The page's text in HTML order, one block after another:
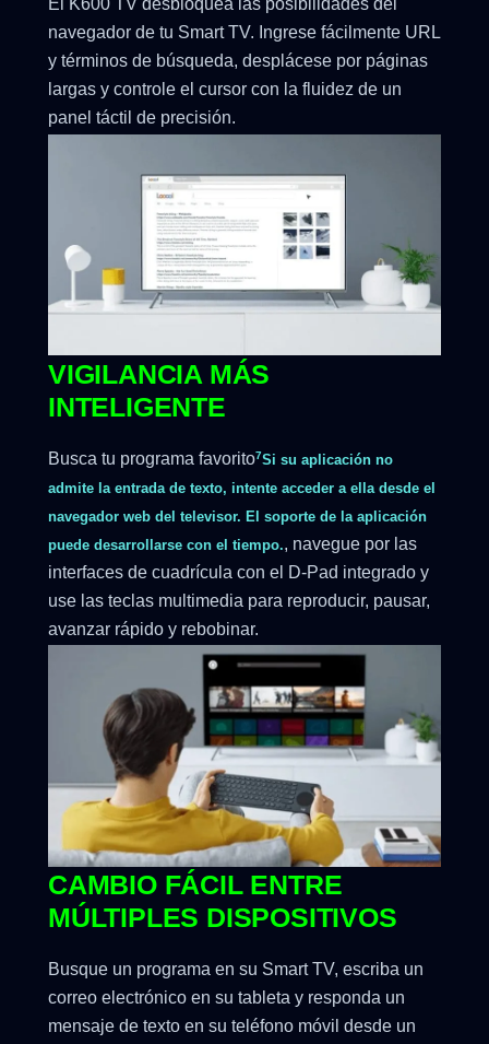
El K600 TV desbloquea las posibilidades del
navegador de tu Smart TV. Ingrese fácilmente URL
y términos de búsqueda, desplácese por páginas
largas y controle el cursor con la fluidez de un
panel táctil de precisión.
VIGILANCIA MÁS
INTELIGENTE
Busca tu programa favorito7Si su aplicación no
admite la entrada de texto, intente acceder a ella desde el
navegador web del televisor. El soporte de la aplicación
puede desarrollarse con el tiempo., navegue por las
interfaces de cuadrícula con el D-Pad integrado y
use las teclas multimedia para reproducir, pausar,
avanzar rápido y rebobinar.
CAMBIO FÁCIL ENTRE
MÚLTIPLES DISPOSITIVOS
Busque un programa en su Smart TV, escriba un
correo electrónico en su tableta y responda un
mensaje de texto en su teléfono móvil desde un